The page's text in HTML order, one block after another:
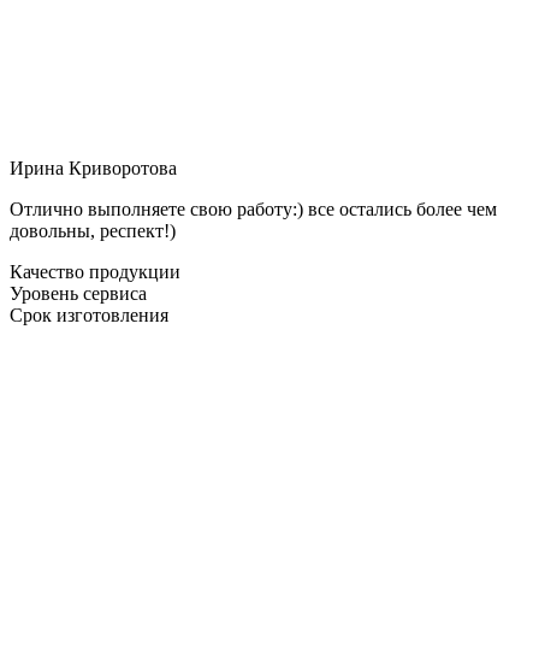
Ирина Криворотова
Отлично выполняете свою работу:) все остались более чем
довольны, респект!)
Качество продукции
Уровень сервиса
Срок изготовления